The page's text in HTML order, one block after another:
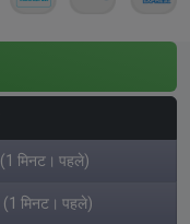
(1 मिनट। पहले)
(1 मिनट। पहले)